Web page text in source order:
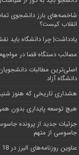
شاخصه‌های بارز دانشجوی
انقلاب کیست؟
یادداشت| چرا دانشگاه باید
مصائب دستگاه قضا در
اصلی‌ترین مطالبات
دانشگاه آز‌اد
هشداری تاریخی که هنوز
هیچ توسعه پایداری بدون
جزئیات جدید از پرونده
جاسوسی از متهم
عناوین روزنامه‌های البرز در ‌18 آذرماه/صدرنشینی در ارائه خدمات زایمان بی‌درد